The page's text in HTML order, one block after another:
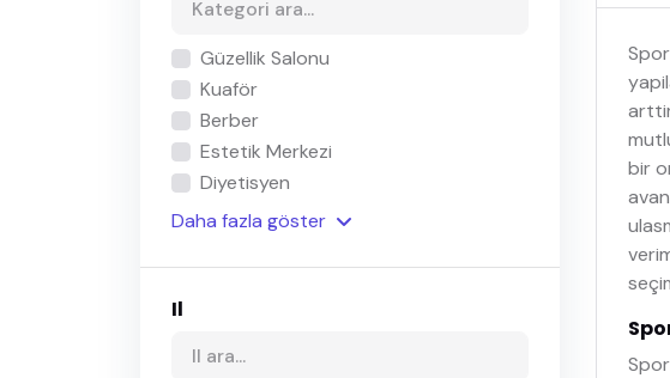
Güzellik Salonu
Kuaför
Berber
Estetik Merkezi
Diyetisyen
Daha fazla göster
Il
bir